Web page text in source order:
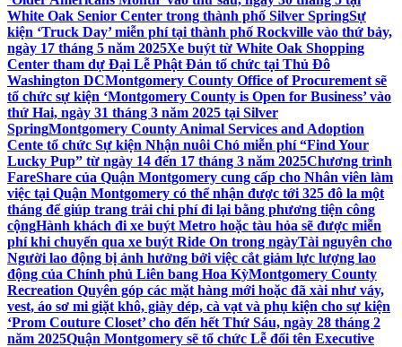
White Oak Senior Center trong thành phố Silver SpringSự
kiện ‘Truck Day’ miễn phí tại thành phố Rockville vào thứ bảy,
ngày 17 tháng 5 năm 2025Xe buýt từ White Oak Shopping
Center tham dự Đại Lễ Phật Đản tổ chức tại Thủ Đô
Washington DCMontgomery County Office of Procurement sẽ
tổ chức sự kiện ‘Montgomery County is Open for Business’ vào
thứ Hai, ngày 31 tháng 3 năm 2025 tại Silver
SpringMontgomery County Animal Services and Adoption
Cente tổ chức Sự kiện Nhận nuôi Chó miễn phí “Find Your
Lucky Pup” từ ngày 14 đến 17 tháng 3 năm 2025Chương trình
FareShare của Quận Montgomery cung cấp cho Nhân viên làm
việc tại Quận Montgomery có thể nhận được tới 325 đô la một
tháng để giúp trang trải chi phí đi lại bằng phương tiện công
cộngHành khách đi xe buýt Metro hoặc tàu hỏa sẽ được miễn
phí khi chuyển qua xe buýt Ride On trong ngàyTài nguyên cho
Người lao động bị ảnh hưởng bởi việc cắt giảm lực lượng lao
động của Chính phủ Liên bang Hoa KỳMontgomery County
Recreation Quyên góp các mặt hàng mới hoặc đã xài như váy,
vest, áo sơ mi giặt khô, giày dép, cà vạt và phụ kiện cho sự kiện
‘Prom Couture Closet’ cho đến hết Thứ Sáu, ngày 28 tháng 2
năm 2025Quận Montgomery sẽ tổ chức Lễ đổi tên Executive